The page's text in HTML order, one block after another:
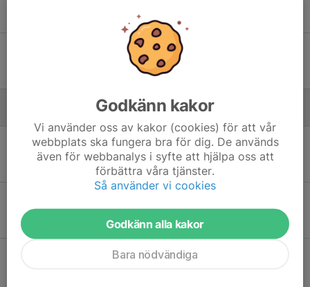
Kallhälls FF Vit - Vallentuna Fotboll
Lör 6
10:30
Vallentuna Fotboll - Spånga IS FK F13U
Vallentuna IP 3
12:30
Vallentuna IP 3
Vallentuna Fotboll - IK Frej Täby
Godkänn kakor
Vi använder oss av kakor (cookies) för att vår
webbplats ska fungera bra för dig. De används
även för webbanalys i syfte att hjälpa oss att
förbättra våra tjänster.
Så använder vi cookies
Godkänn alla kakor
Bara nödvändiga